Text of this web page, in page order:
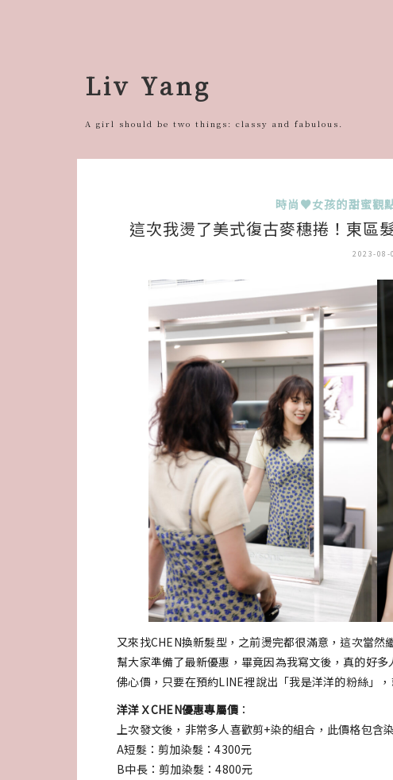
Liv Yang
A girl should be two things: classy and fabulous.
時尚♥女孩的甜蜜觀
這次我燙了美式復古麥穗捲！東區
2023-08-
又來找CHEN換新髮型，之前燙完都很滿意，這次當
幫大家準備了最新優惠，畢竟因為我寫文後，真的好
佛心價，只要在預約LINE裡說出「我是洋洋的粉絲」，
洋洋ＸCHEN優惠專屬價 ：
上次發文後，非常多人喜歡剪+染的組合，此價格包含
A短髮：剪加染髮：4300元
B中長：剪加染髮：4800元